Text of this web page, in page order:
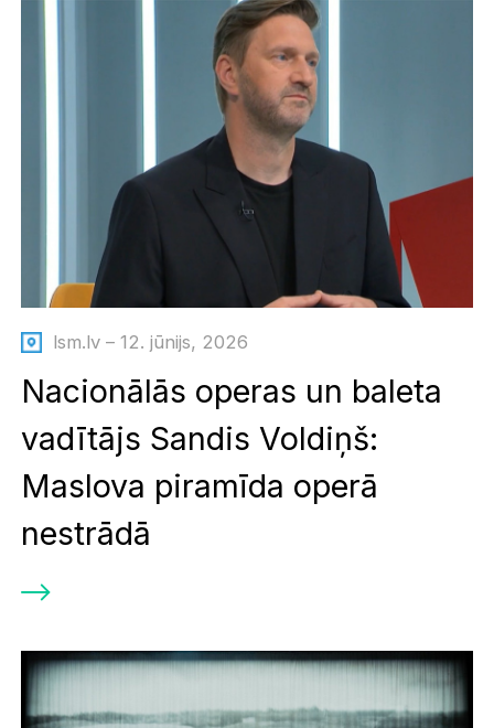
lsm.lv – 12. jūnijs, 2026
Nacionālās operas un baleta
vadītājs Sandis Voldiņš:
Maslova piramīda operā
nestrādā